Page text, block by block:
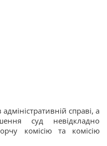
справі, а
суд невідкладно
комісію та комісію